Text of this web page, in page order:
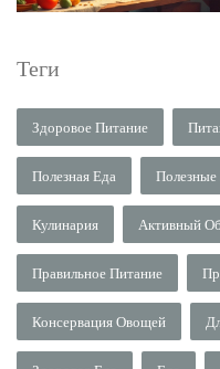
Теги
Здоровое Питание
Полезная Еда
Кулинария Активный
Правильное Питание
Консервация Овощей